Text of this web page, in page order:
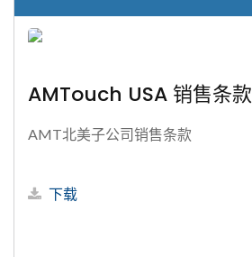
AMTouch USA 销售条款
AMT北美子公司销售条款
下载